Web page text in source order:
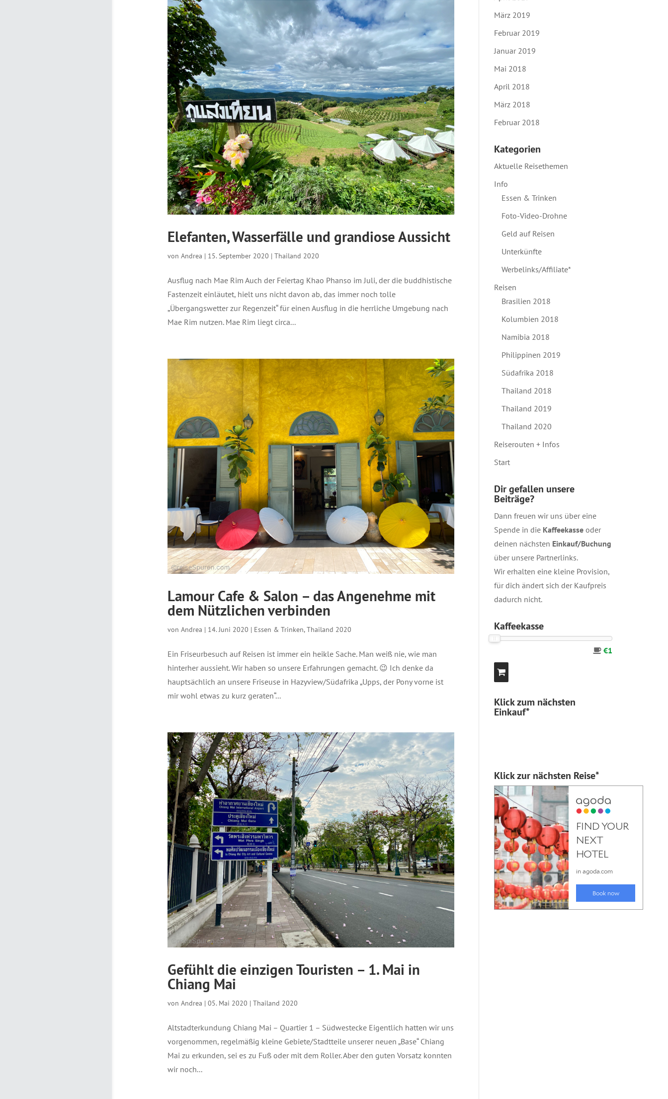
Elefanten, Wasserfälle und grandiose Aussicht
von Andrea | 15. September 2020 | Thailand 2020
Ausflug nach Mae Rim Auch der Feiertag Khao Phanso im Juli, der die buddhistische
Fastenzeit einläutet, hielt uns nicht davon ab, das immer noch tolle
„Übergangswetter zur Regenzeit“ für einen Ausflug in die herrliche Umgebung nach
Mae Rim nutzen. Mae Rim liegt circa...
Lamour Cafe & Salon – das Angenehme mit
dem Nützlichen verbinden
von Andrea | 14. Juni 2020 | Essen & Trinken,Thailand 2020
Ein Friseurbesuch auf Reisen ist immer ein heikle Sache. Man weiß nie, wie man
hinterher aussieht. Wir haben so unsere Erfahrungen gemacht. 😉 Ich denke da
hauptsächlich an unsere Friseuse in Hazyview/Südafrika „Upps, der Pony vorne ist
mir wohl etwas zu kurz geraten“...
Gefühlt die einzigen Touristen – 1. Mai in
Chiang Mai
von Andrea | 05. Mai 2020 | Thailand 2020
Altstadterkundung Chiang Mai – Quartier 1 – Südwestecke Eigentlich hatten wir uns
vorgenommen, regelmäßig kleine Gebiete/Stadtteile unserer neuen „Base“ Chiang
Mai zu erkunden, sei es zu Fuß oder mit dem Roller. Aber den guten Vorsatz konnten
wir noch...
März 2019
Februar 2019
Januar 2019
Mai 2018
April 2018
März 2018
Februar 2018
Kategorien
Aktuelle Reisethemen
Info
Essen & Trinken
Foto-Video-Drohne
Geld auf Reisen
Unterkünfte
Werbelinks/Affiliate*
Reisen
Brasilien 2018
Kolumbien 2018
Namibia 2018
Philippinen 2019
Südafrika 2018
Thailand 2018
Thailand 2019
Thailand 2020
Reiserouten + Infos
Start
Dir gefallen unsere
Beiträge?
Dann freuen wir uns über eine
Spende in die Kaffeekasseoder
deinen nächsten Einkauf/Buchung
über unsere Partnerlinks.
Wir erhalten eine kleine Provision,
für dich ändert sich der Kaufpreis
dadurch nicht.
Kaffeekasse
€1
Klick zum nächsten
Einkauf*
Klick zur nächsten Reise*